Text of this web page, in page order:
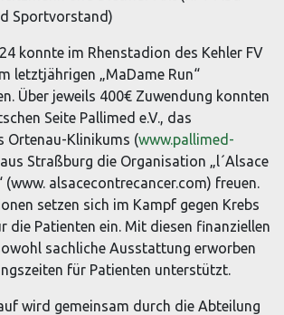
Sportvorstand)
konnte im Rhenstadion des Kehler FV
letztjährigen „MaDame Run“
Über jeweils 400€ Zuwendung konnten
Seite Pallimed e.V., das
Ortenau-Klinikums (www.pallimed-
Straßburg die Organisation „l´Alsace
(www. alsacecontrecancer.com) freuen.
setzen sich im Kampf gegen Krebs
die Patienten ein. Mit diesen finanziellen
sachliche Ausstattung erworben
für Patienten unterstützt.
wird gemeinsam durch die Abteilung